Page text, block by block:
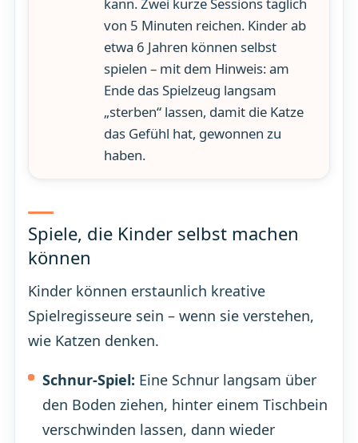
von 5 Minuten reichen. Kinder ab
etwa 6 Jahren können selbst
spielen – mit dem Hinweis: am
Ende das Spielzeug langsam
„sterben“ lassen, damit die Katze
das Gefühl hat, gewonnen zu
haben.
Spiele, die Kinder selbst machen
können
Kinder können erstaunlich kreative
Spielregisseure sein – wenn sie verstehen,
wie Katzen denken.
Schnur-Spiel: Eine Schnur langsam über
den Boden ziehen, hinter einem Tischbein
verschwinden lassen, dann wieder